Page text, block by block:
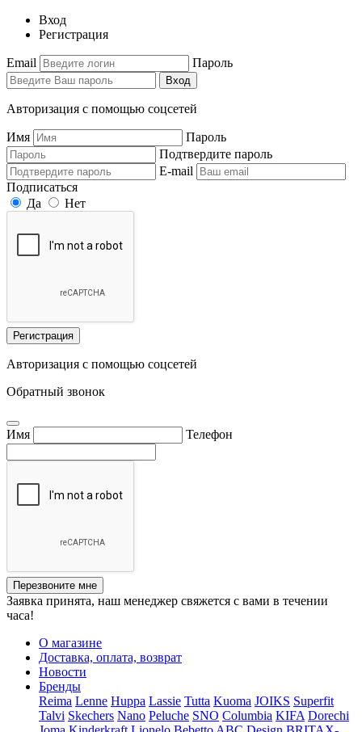
Вход
Регистрация
Email Пароль
Вход
Авторизация с помощью соцсетей
Имя
Пароль
Подтвердите пароль
E-mail
Подписаться
Да
Нет
Регистрация
Авторизация с помощью соцсетей
Обратный звонок
Имя Телефон
Перезвоните мне
Заявка принята, наш менеджер свяжется с вами в течении
часа!
О магазине
Доставка, оплата, возврат
Новости
Бренды
Reima Lenne Huppa Lassie Tutta Kuoma JOIKS Superfit
Talvi Skechers Nano Peluche SNO Columbia KIFA Dorechi